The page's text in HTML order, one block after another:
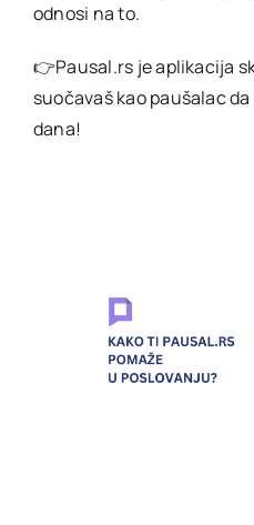
odnosi na to.
👉Pausal.rs je aplikacija
suočavaš kao paušalac
dana!